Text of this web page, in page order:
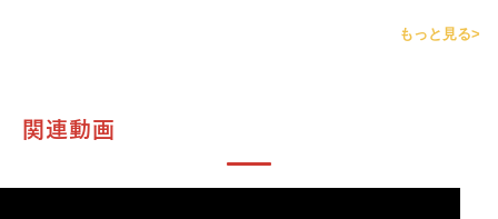
もっと見る>
関連動画